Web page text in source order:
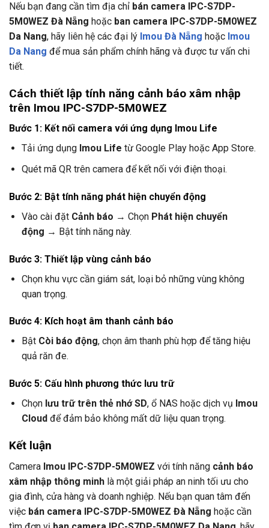
Nếu bạn đang cần tìm địa chỉ bán camera IPC-S7DP-
5M0WEZ Đà Nẵng hoặc ban camera IPC-S7DP-5M0WEZ
Da Nang, hãy liên hệ các đại lý Imou Đà Nẵng hoặc Imou
Da Nang để mua sản phẩm chính hãng và được tư vấn chi
tiết.
Cách thiết lập tính năng cảnh báo xâm nhập
trên Imou IPC-S7DP-5M0WEZ
Bước 1: Kết nối camera với ứng dụng Imou Life
Tải ứng dụng Imou Life từ Google Play hoặc App Store.
Quét mã QR trên camera để kết nối với điện thoại.
Bước 2: Bật tính năng phát hiện chuyển động
Vào cài đặt Cảnh báo → Chọn Phát hiện chuyển
động → Bật tính năng này.
Bước 3: Thiết lập vùng cảnh báo
Chọn khu vực cần giám sát, loại bỏ những vùng không
quan trọng.
Bước 4: Kích hoạt âm thanh cảnh báo
Bật Còi báo động, chọn âm thanh phù hợp để tăng hiệu
quả răn đe.
Bước 5: Cấu hình phương thức lưu trữ
Chọn lưu trữ trên thẻ nhớ SD, ổ NAS hoặc dịch vụ Imou
Cloud để đảm bảo không mất dữ liệu quan trọng.
Kết luận
Camera Imou IPC-S7DP-5M0WEZ với tính năng cảnh báo
xâm nhập thông minh là một giải pháp an ninh tối ưu cho
gia đình, cửa hàng và doanh nghiệp. Nếu bạn quan tâm đến
việc bán camera IPC-S7DP-5M0WEZ Đà Nẵng hoặc cần